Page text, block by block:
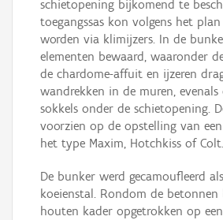
schietopening bijkomend te
toegangssas kon volgens het
worden via klimijzers. In de
elementen bewaard, waaronder
de chardome-affuit en ijzeren
wandrekken in de muren,
sokkels onder de schietopening.
voorzien op de opstelling van
het type Maxim, Hotchkiss of Colt.
De bunker werd gecamoufleerd
koeienstal. Rondom de betonnen
houten kader opgetrokken op